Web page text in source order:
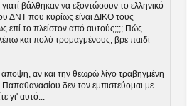
βάλθηκαν να εξοντώσουν το ελληνικό
ΔΝΤ που κυρίως είναι ΔΙΚΟ τους
επί το πλείστον από αυτούς;;;; Πώς
και πολύ τρομαγμένους, βρε παιδί
αν και την θεωρώ λίγο τραβηγμένη
δεν τον εμπιστεύομαι με
γι' αυτό...